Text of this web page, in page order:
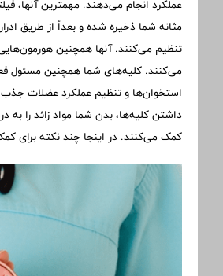
عملکرد انجام می‌دهند. مهمترین آنها،
تنظیم می‌کنند. آنها همچنین
استخوان‌ها و تنظیم عملکرد عضلات
داشتن کلیه‌ها، بدن شما مواد زائد را
کمک می‌کنند. در اینجا چند نکته برای